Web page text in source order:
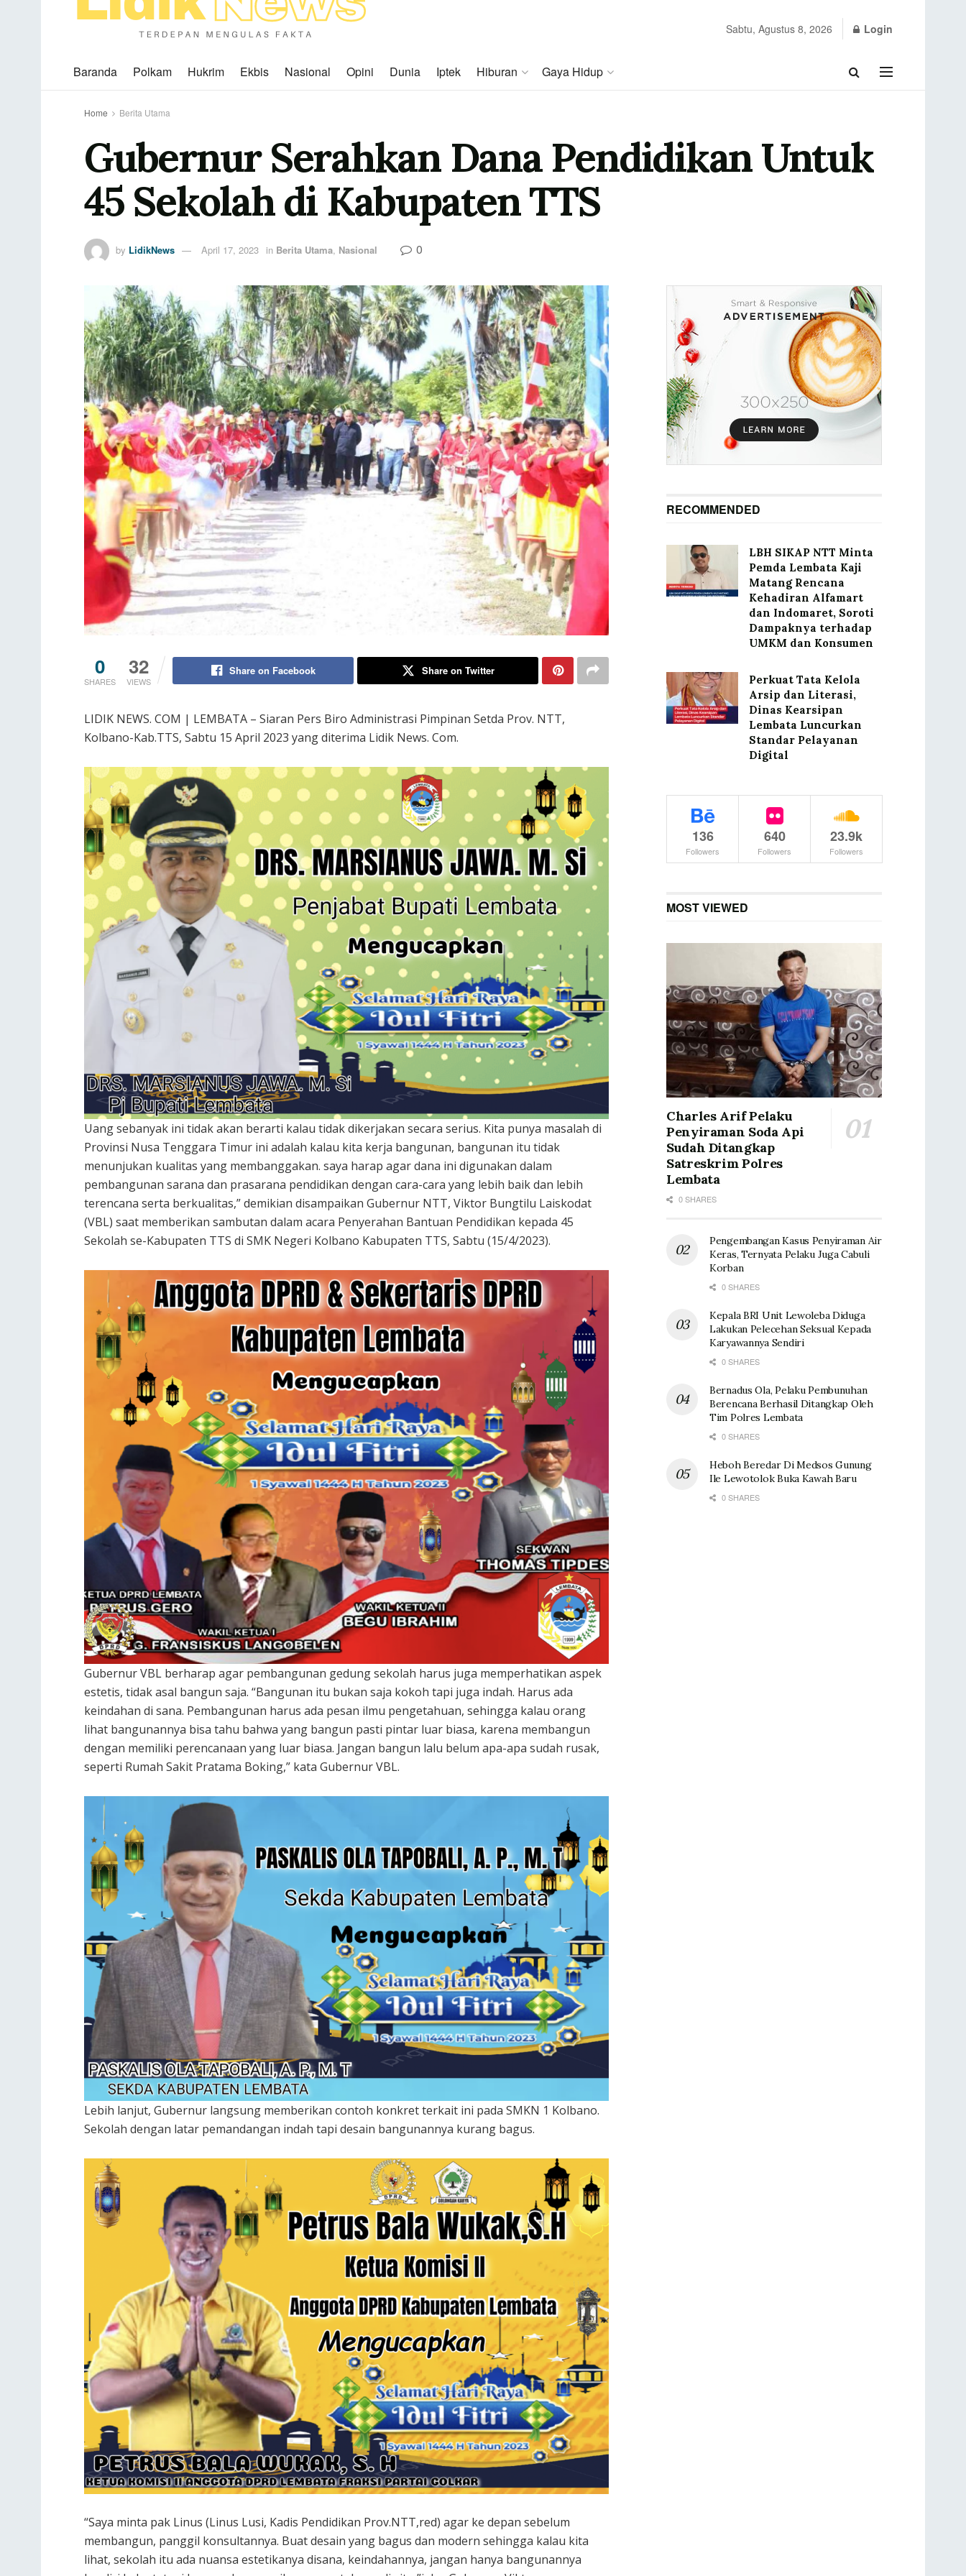
Sabtu, Agustus 8, 2026 Login
Baranda Polkam Hukrim Ekbis Nasional Opini Dunia Iptek Hiburan Gaya Hidup
Home Berita Utama
Gubernur Serahkan Dana Pendidikan Untuk
45 Sekolah di Kabupaten TTS
by LidikNews April 17, 2023 in Berita Utama, Nasional 0
0
SHARES
32
VIEWS
Share on Facebook Share on Twitter
LIDIK NEWS. COM | LEMBATA – Siaran Pers Biro Administrasi Pimpinan Setda Prov. NTT,
Kolbano-Kab.TTS, Sabtu 15 April 2023 yang diterima Lidik News. Com.
Uang sebanyak ini tidak akan berarti kalau tidak dikerjakan secara serius. Kita punya masalah di
Provinsi Nusa Tenggara Timur ini adalah kalau kita kerja bangunan, bangunan itu tidak
menunjukan kualitas yang membanggakan. saya harap agar dana ini digunakan dalam
pembangunan sarana dan prasarana pendidikan dengan cara-cara yang lebih baik dan lebih
terencana serta berkualitas,” demikian disampaikan Gubernur NTT, Viktor Bungtilu Laiskodat
(VBL) saat memberikan sambutan dalam acara Penyerahan Bantuan Pendidikan kepada 45
Sekolah se-Kabupaten TTS di SMK Negeri Kolbano Kabupaten TTS, Sabtu (15/4/2023).
Gubernur VBL berharap agar pembangunan gedung sekolah harus juga memperhatikan aspek
estetis, tidak asal bangun saja. “Bangunan itu bukan saja kokoh tapi juga indah. Harus ada
keindahan di sana. Pembangunan harus ada pesan ilmu pengetahuan, sehingga kalau orang
lihat bangunannya bisa tahu bahwa yang bangun pasti pintar luar biasa, karena membangun
dengan memiliki perencanaan yang luar biasa. Jangan bangun lalu belum apa-apa sudah rusak,
seperti Rumah Sakit Pratama Boking,” kata Gubernur VBL.
Lebih lanjut, Gubernur langsung memberikan contoh konkret terkait ini pada SMKN 1 Kolbano.
Sekolah dengan latar pemandangan indah tapi desain bangunannya kurang bagus.
“Saya minta pak Linus (Linus Lusi, Kadis Pendidikan Prov.NTT,red) agar ke depan sebelum
membangun, panggil konsultannya. Buat desain yang bagus dan modern sehingga kalau kita
lihat, sekolah itu ada nuansa estetikanya disana, keindahannya, jangan hanya bangunannya
RECOMMENDED
LBH SIKAP NTT Minta
Pemda Lembata Kaji
Matang Rencana
Kehadiran Alfamart
dan Indomaret, Soroti
Dampaknya terhadap
UMKM dan Konsumen
Perkuat Tata Kelola
Arsip dan Literasi,
Dinas Kearsipan
Lembata Luncurkan
Standar Pelayanan
Digital
136
Followers
640
Followers
23.9k
Followers
MOST VIEWED
Charles Arif Pelaku
Penyiraman Soda Api
Sudah Ditangkap
Satreskrim Polres
Lembata
0 SHARES
Pengembangan Kasus Penyiraman Air
Keras, Ternyata Pelaku Juga Cabuli
Korban
0 SHARES
Kepala BRI Unit Lewoleba Diduga
Lakukan Pelecehan Seksual Kepada
Karyawannya Sendiri
0 SHARES
Bernadus Ola, Pelaku Pembunuhan
Berencana Berhasil Ditangkap Oleh
Tim Polres Lembata
0 SHARES
Heboh Beredar Di Medsos Gunung
Ile Lewotolok Buka Kawah Baru
0 SHARES